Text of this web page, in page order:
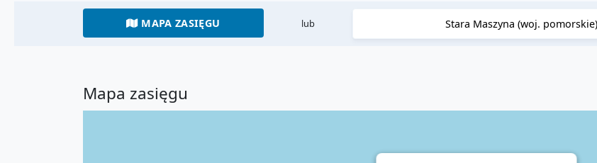
MAPA ZASIĘGU lub
Mapa zasięgu